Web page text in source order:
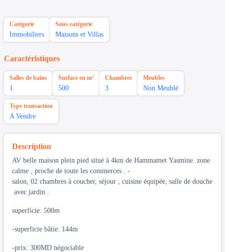
Catégorie
Immobiliers
Sous-catégorie
Maisons et Villas
Caractéristiques
Salles de bains
1
Surface en m²
500
Chambres
3
Meubles
Non Meublé
Type transaction
A Vendre
Description
AV belle maison plein pied situé à 4km de Hammamet Yasmine. zone
calme , proche de toute les commerces . -
salon, 02 chambres à coucher, séjour , cuisine équipée, salle de douche
avec jardin .
superficie: 500m
-superficie bâtie: 144m
-prix: 300MD négociable